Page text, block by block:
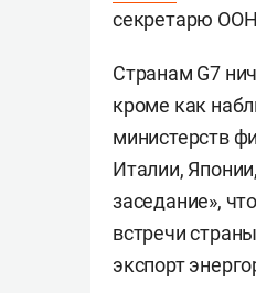
секретарю
Странам G7
кроме как
министерств
Италии,
заседание»,
встречи
экспорт